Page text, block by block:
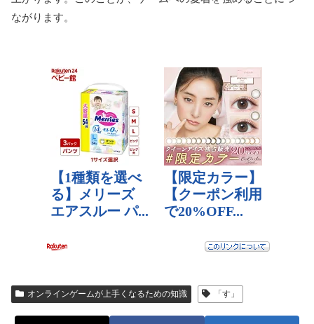
ながります。
オンラインゲームが上手くなるための知識 「す」